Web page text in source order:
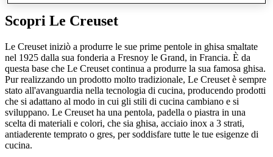
Scopri Le Creuset
Le Creuset iniziò a produrre le sue prime pentole in ghisa smaltate
nel 1925 dalla sua fonderia a Fresnoy le Grand, in Francia. È da
questa base che Le Creuset continua a produrre la sua famosa ghisa.
Pur realizzando un prodotto molto tradizionale, Le Creuset è sempre
stato all'avanguardia nella tecnologia di cucina, producendo prodotti
che si adattano al modo in cui gli stili di cucina cambiano e si
sviluppano. Le Creuset ha una pentola, padella o piastra in una
scelta di materiali e colori, che sia ghisa, acciaio inox a 3 strati,
antiaderente temprato o gres, per soddisfare tutte le tue esigenze di
cucina.